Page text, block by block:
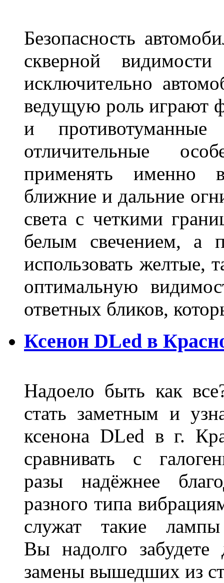
Безопасность
скверной видимости
исключительно
ведущую роль играют
и
отличительные
применять именно
ближние и дальние
света с четкими
белым свечением, а
использовать желтые,
оптимальную
ответных бликов,
Ксенон DLed в
Надоело быть как
стать заметным и
ксенона DLed в г.
сравнивать с
разы надёжнее
разного типа
служат такие
Вы надолго забудете
замены вышедших из